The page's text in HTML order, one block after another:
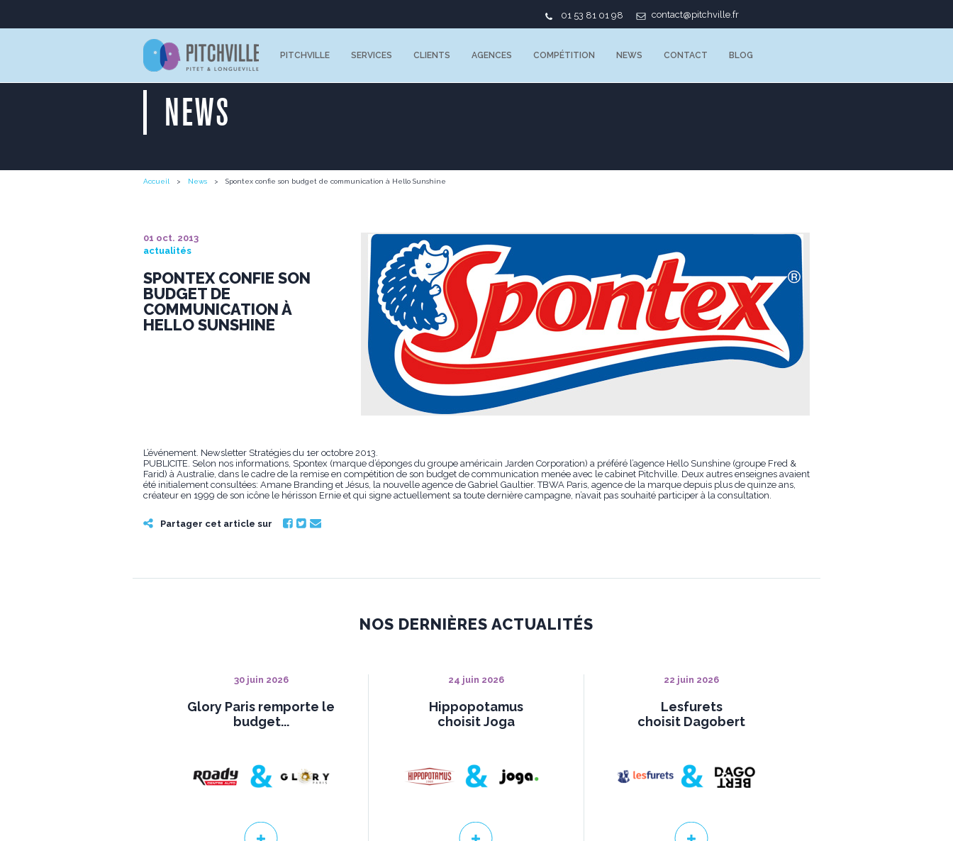
01 53 81 01 98 contact@pitchville.fr
PITCHVILLE SERVICES CLIENTS AGENCES COMPÉTITION NEWS CONTACT BLOG
NEWS
Accueil News Spontex confie son budget de communication à Hello Sunshine
01 oct. 2013
actualités
SPONTEX CONFIE SON
BUDGET DE
COMMUNICATION À
HELLO SUNSHINE
L’événement. Newsletter Stratégies du 1er octobre 2013.
PUBLICITE. Selon nos informations, Spontex (marque d’éponges du groupe américain Jarden Corporation) a préféré l’agence Hello Sunshine (groupe Fred &
Farid) à Australie, dans le cadre de la remise en compétition de son budget de communication menée avec le cabinet Pitchville. Deux autres enseignes avaient
été initialement consultées: Amane Branding et Jésus, la nouvelle agence de Gabriel Gaultier. TBWA Paris, agence de la marque depuis plus de quinze ans,
créateur en 1999 de son icône le hérisson Ernie et qui signe actuellement sa toute dernière campagne, n’avait pas souhaité participer à la consultation.
Partager cet article sur
NOS DERNIÈRES ACTUALITÉS
30 juin 2026
Glory Paris remporte le
budget...
24 juin 2026
Hippopotamus
choisit Joga
22 juin 2026
Lesfurets
choisit Dagobert